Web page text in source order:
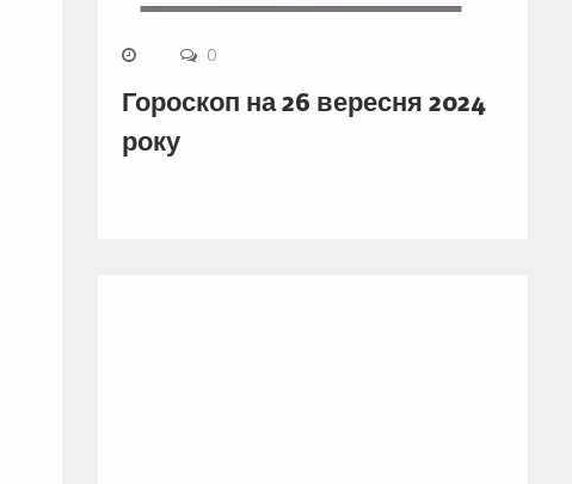
0
Гороскоп на 26 вересня 2024
року